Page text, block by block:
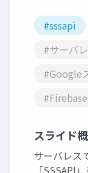
#sssapi
#サーバ
#Google
#Firebase
スライド
サーバレス
「SSSAPI